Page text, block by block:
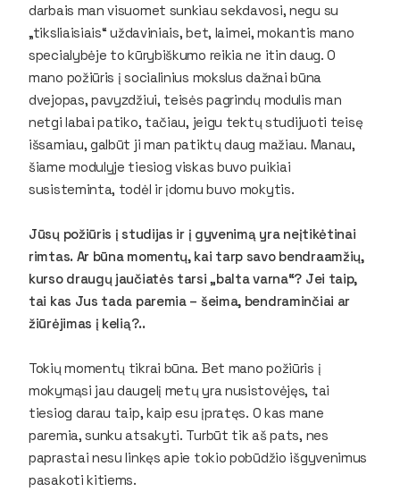
darbais man visuomet sunkiau sekdavosi, negu su
„tiksliaisiais“ uždaviniais, bet, laimei, mokantis mano
specialybėje to kūrybiškumo reikia ne itin daug. O
mano požiūris į socialinius mokslus dažnai būna
dvejopas, pavyzdžiui, teisės pagrindų modulis man
netgi labai patiko, tačiau, jeigu tektų studijuoti teisę
išsamiau, galbūt ji man patiktų daug mažiau. Manau,
šiame modulyje tiesiog viskas buvo puikiai
susisteminta, todėl ir įdomu buvo mokytis.
Jūsų požiūris į studijas ir į gyvenimą yra neįtikėtinai
rimtas. Ar būna momentų, kai tarp savo bendraamžių,
kurso draugų jaučiatės tarsi „balta varna“? Jei taip,
tai kas Jus tada paremia – šeima, bendraminčiai ar
žiūrėjimas į kelią?..
Tokių momentų tikrai būna. Bet mano požiūris į
mokymąsi jau daugelį metų yra nusistovėjęs, tai
tiesiog darau taip, kaip esu įpratęs. O kas mane
paremia, sunku atsakyti. Turbūt tik aš pats, nes
paprastai nesu linkęs apie tokio pobūdžio išgyvenimus
pasakoti kitiems.